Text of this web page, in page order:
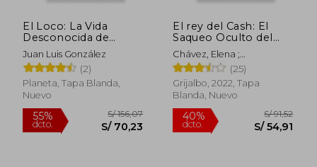
El Loco: La Vida
Desconocida de
Javier Milei Y Su
Irrupción En La
Política Argentina /
The Madman: The
Unknown Life of
Desconoci
Juan Luis González
(2)
Planeta, Tapa Blanda,
Nuevo
El rey del Cash: El
Saqueo Oculto del
Presidente y su
Equipo Cercano / the
King of Cash (Spanish
Edition) [Soft Cover ]
Chávez, Elena ;
Hernández, Anabel
(25)
Grijalbo, 2022, Tapa
Blanda, Nuevo